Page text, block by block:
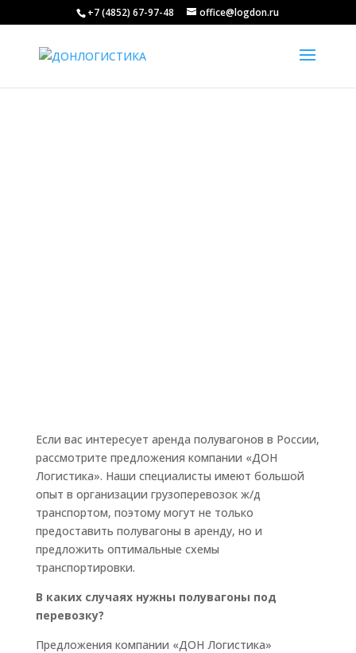
+7 (4852) 67-97-48 office@logdon.ru
Если вас интересует аренда полувагонов в России,
рассмотрите предложения компании «ДОН
Логистика». Наши специалисты имеют большой
опыт в организации грузоперевозок ж/д
транспортом, поэтому могут не только
предоставить полувагоны в аренду, но и
предложить оптимальные схемы
транспортировки.
В каких случаях нужны полувагоны под
перевозку?
Предложения компании «ДОН Логистика»